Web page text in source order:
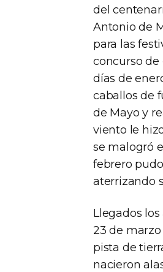
del
Antonio de
para las
concurso de
días de
caballos de
de Mayo y
viento le
se malogró
febrero
aterrizando
Llegados
23 de
pista de
nacieron